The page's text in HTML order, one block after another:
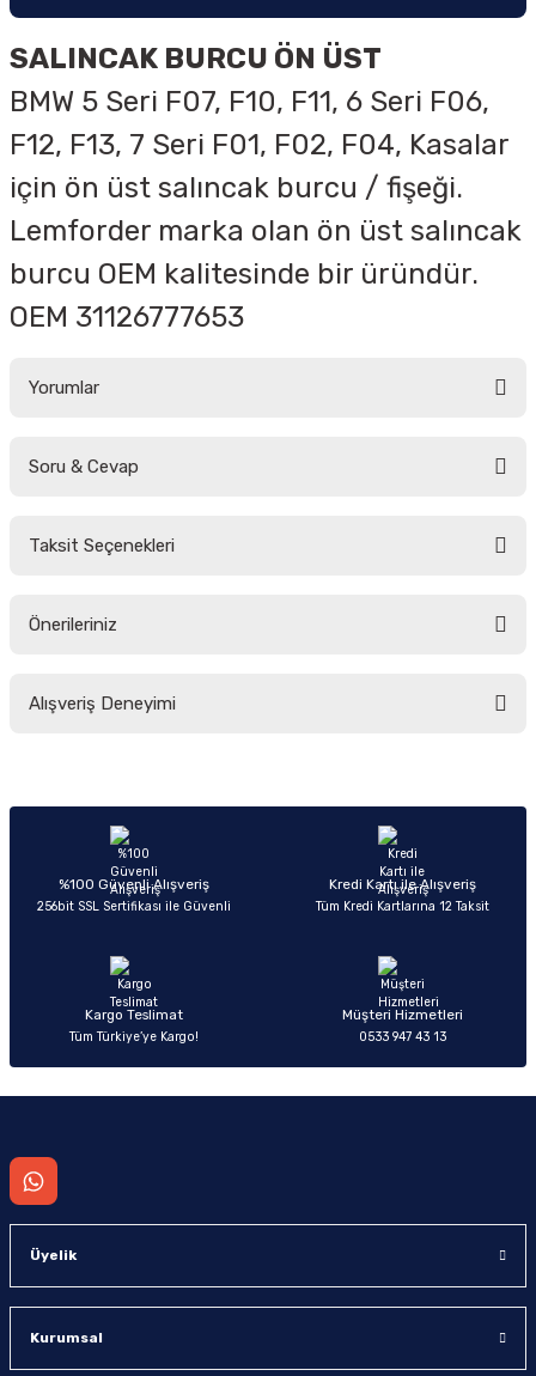
SALINCAK BURCU ÖN ÜST
BMW 5 Seri F07, F10, F11, 6 Seri F06,
F12, F13, 7 Seri F01, F02, F04, Kasalar
için ön üst salıncak burcu / fişeği.
Lemforder marka olan ön üst salıncak
burcu OEM kalitesinde bir üründür.
OEM 31126777653
Yorumlar
Soru & Cevap
Taksit Seçenekleri
Önerileriniz
yetersiz gördüğünüz noktaları öneri formunu kullanarak tarafımıza
Ürün açıklamasında eksik bilgiler bulunuyor.
Ürün bilgilerinde hatalar bulunuyor.
Ürün fiyatı diğer sitelerden daha pahalı.
Alışveriş Deneyimi
Sitemize ilk yorumu siz yapın!
%100 Güvenli Alışveriş
256bit SSL Sertifikası ile Güvenli
Kredi Kartı ile Alışveriş
Tüm Kredi Kartlarına 12 Taksit
Kargo Teslimat
Tüm Türkiye’ye Kargo!
Müşteri Hizmetleri
0533 947 43 13
Üyelik
Kurumsal